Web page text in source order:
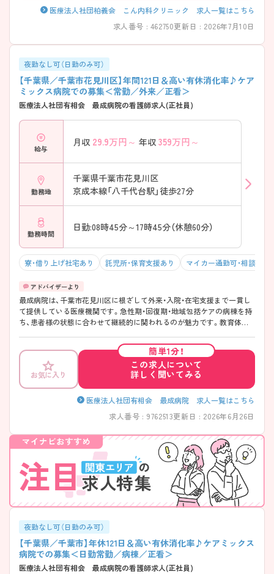
医療法人社団柏義会 こん内科クリニック 求人一覧はこちら
求人番号 : 462750更新日 : 2026年7月10日
夜勤なし可（日勤のみ可）
【千葉県／千葉市花見川区】年間121日＆高い有休消化率♪ケア
ミックス病院での募集＜常勤／外来／正看＞
医療法人社団有相会 最成病院の看護師求人(正社員)
給与
月収 29.9万円～ 年収 359万円～
勤務地
千葉県千葉市花見川区
京成本線「八千代台駅」徒歩27分
勤務時間
日勤:08時45分～17時45分（休憩60分）
寮・借り上げ社宅あり 託児所・保育支援あり マイカー通勤可・相談可
最成病院は、千葉市花見川区に根ざして外来・入院・在宅支援まで一貫し
て提供している医療機関です。急性期・回復期・地域包括ケアの病棟を持
ち、患者様の状態に合わせて継続的に関われるのが魅力です。教育体制
ざいます。また各師長が有給を消化するよう定期的に声がけをして計画
的に付与しているため、有給取得がしやすいです！残業の少なさ、託児所
なども整い、子育て中の方も安心して働きやすい環境が整っているので、
ライフステージが変わっても長く安心して勤務ができる法人です！
――――――――――――――― ■ しっかり休める安心勤務♪
――――――――――――――― 無理なく働ける環境を大切にしてい
数に応じた連続休暇もあり → プライベートの時間をしっかり確保でき
ます ――――――――――――――― ■ 初めてでも安心の教育体制
――――――――――――――― 段階に応じて成長できる環境になっ
ています。 ・プリセプター制度で丁寧にフォロー ・個々の習熟度に合わ
せて指導期間を調整 ・ラダー・研修・eラーニングを活用 → 無理なくスキ
ルアップできる職場です ――――――――――――――― ■ 子育てと
両立しやすい環境 ――――――――――――――― 家庭とのバランス
を大切に働けます♪ ・生後6か月から使える託児所あり ・24時間対応で勤
務に合わせて利用可能 ・子どもの体調不良時も休みやすい雰囲気 → 長
く安心して続けられる環境です ――――――――――――――― ■ 幅
広い経験が積める医療環境 ――――――――――――――― 一貫した
医療に携われるのが魅力です。 ・急性期～回復期～在宅まで関われる ・
救急対応や手術症例もあり実践的 ・関連施設と連携し退院後まで支援 →
スキルの幅を広げたい方にぴったり
お気に入り
簡単1分！
この求人について
詳しく聞いてみる
医療法人社団有相会 最成病院 求人一覧はこちら
求人番号 : 9762513更新日 : 2026年6月26日
夜勤なし可（日勤のみ可）
【千葉県／千葉市】年休121日＆高い有休消化率♪ケアミックス
病院での募集＜日勤常勤／病棟／正看＞
医療法人社団有相会 最成病院の看護師求人(正社員)